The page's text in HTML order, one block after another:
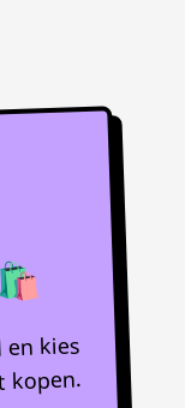
🛍️
kies
kopen.